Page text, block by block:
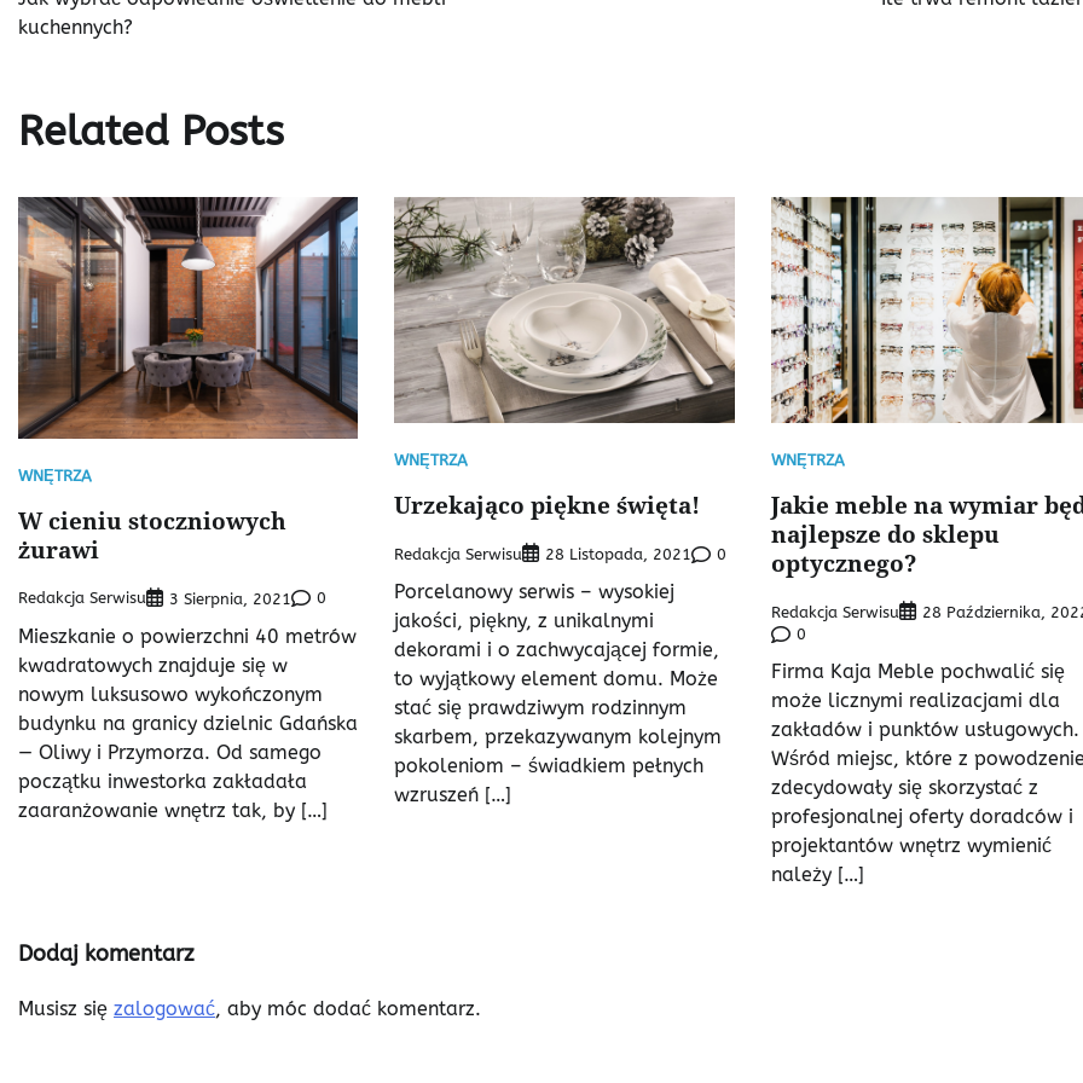
wpisu
kuchennych?
Related Posts
WNĘTRZA
W cieniu stoczniowych
żurawi
Redakcja Serwisu 3 Sierpnia, 2021 0
Mieszkanie o powierzchni 40 metrów
kwadratowych znajduje się w
nowym luksusowo wykończonym
budynku na granicy dzielnic Gdańska
— Oliwy i Przymorza. Od samego
początku inwestorka zakładała
zaaranżowanie wnętrz tak, by […]
WNĘTRZA
Urzekająco piękne święta!
Redakcja Serwisu 28 Listopada, 2021 0
Porcelanowy serwis – wysokiej
jakości, piękny, z unikalnymi
dekorami i o zachwycającej formie,
to wyjątkowy element domu. Może
stać się prawdziwym rodzinnym
skarbem, przekazywanym kolejnym
pokoleniom – świadkiem pełnych
wzruszeń […]
WNĘTRZA
Jakie meble na wymiar
najlepsze do sklepu
optycznego?
Redakcja Serwisu
28 Października,
0
Firma Kaja Meble pochwalić się
może licznymi realizacjami dla
zakładów i punktów usługowych.
Wśród miejsc, które z
zdecydowały się skorzystać z
profesjonalnej oferty doradców i
projektantów wnętrz wymienić
należy […]
Dodaj komentarz
Musisz się zalogować, aby móc dodać komentarz.